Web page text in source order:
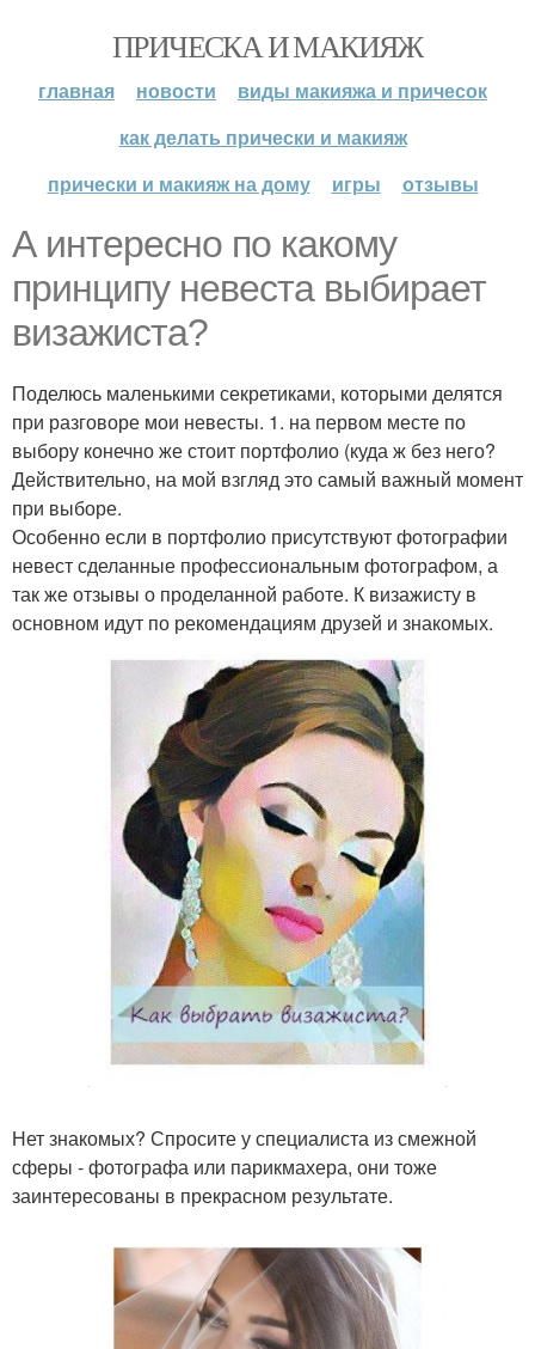
ПРИЧЕСКА И МАКИЯЖ
главная новости
виды макияжа и причесок
как делать прически и макияж
прически и макияж на дому
игры отзывы
А интересно по какому
принципу невеста выбирает
визажиста?
Поделюсь маленькими секретиками, которыми делятся
при разговоре мои невесты. 1. на первом месте по
выбору конечно же стоит портфолио (куда ж без него?
Действительно, на мой взгляд это самый важный момент
при выборе.
Особенно если в портфолио присутствуют фотографии
невест сделанные профессиональным фотографом, а
так же отзывы о проделанной работе. К визажисту в
основном идут по рекомендациям друзей и знакомых.
Нет знакомых? Спросите у специалиста из смежной
сферы - фотографа или парикмахера, они тоже
заинтересованы в прекрасном результате.